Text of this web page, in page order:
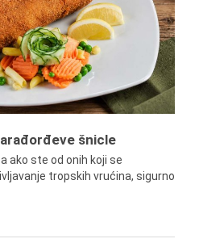
šnicle
ako ste od onih koji se
tropskih vrućina, sigurno